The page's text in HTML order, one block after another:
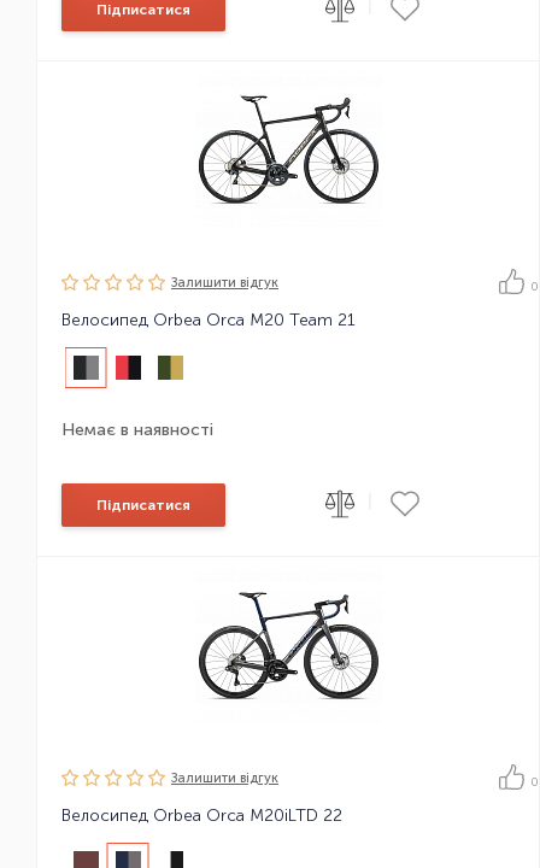
Підписатися
Залишити вiдгук 0
Велосипед Orbea Orca M20 Team 21
Немає в наявності
Підписатися
Залишити вiдгук 0
Велосипед Orbea Orca M20iLTD 22